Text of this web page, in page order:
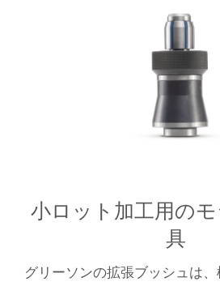
小ロット加工用の
具
グリーソンの拡張ブッシュは